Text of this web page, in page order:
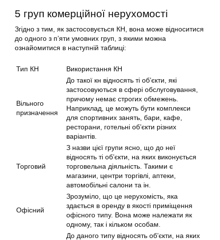
5 груп комерційної нерухомості
Згідно з тим, як застосовується КН, вона може відноситися
до одного з п’яти умовних груп, з якими можна
ознайомитися в наступній таблиці:
Тип КН Використання КН
Вільного
призначення
До такої кн відносять ті об’єкти, які
застосовуються в сфері обслуговування,
причому немає строгих обмежень.
Наприклад, це можуть бути комплекси
для спортивних занять, бари, кафе,
ресторани, готельні об’єкти різних
варіантів.
Торговий
З назви цієї групи ясно, що до неї
відносять ті об’єкти, на яких виконується
торговельна діяльність. Такими є
магазини, центри торгівлі, аптеки,
автомобільні салони та ін.
Офісний
Зрозуміло, що це нерухомість, яка
здається в оренду в якості приміщення
офісного типу. Вона може належати як
одному, так і кільком особам.
До даного типу відносять об’єкти, на яких